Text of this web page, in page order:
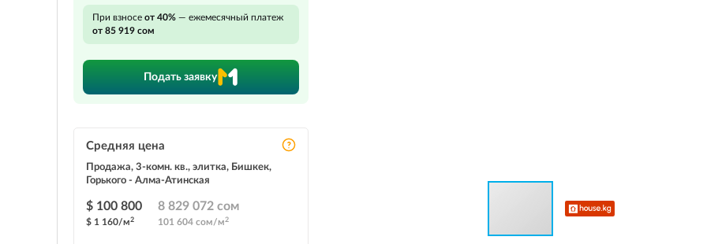
При взносе от 40% — ежемесячный платеж
от 85 919 сом
Подать заявку
Средняя цена
Продажа, 3-комн. кв., элитка, Бишкек,
Горького - Алма-Атинская
$ 100 800
$ 1 160/м2
8 829 072 сом
101 604 сом/м2